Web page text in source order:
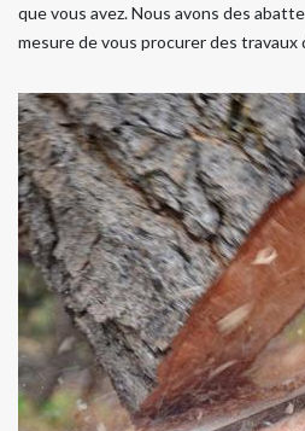
que vous avez. Nous avons des
mesure de vous procurer des travaux